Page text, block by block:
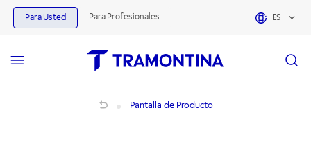
Para Usted Para Profesionales ES
Pantalla de Producto